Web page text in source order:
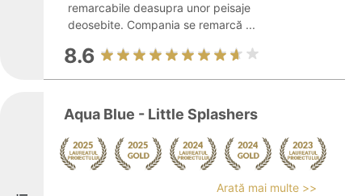
remarcabile deasupra unor peisaje
deosebite. Compania se remarcă ...
8.6
Aqua Blue - Little Splashers
Arată mai multe >>